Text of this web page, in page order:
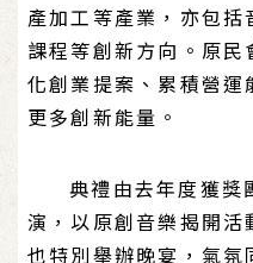
產加工等產業，亦包
課程等創新方向。原
化創業提案、累積營
更多創新能量。
典禮由去年度獲獎
演，以原創音樂揭開
也特別舉辦晚宴，氣